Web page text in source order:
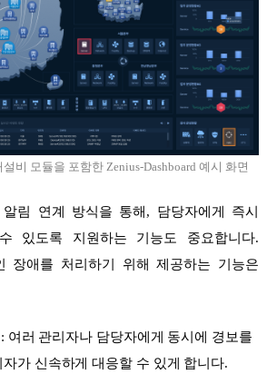
비 모듈을 포함한 Zenius-Dashboard 예시 화면
림 연계 방식을 통해, 담당자에게 즉시
있도록 지원하는 기능도 중요합니다.
장애를 처리하기 위해 제공하는 기능은
: 여러 관리자나 담당자에게 동시에 경보를
가 신속하게 대응할 수 있게 합니다.